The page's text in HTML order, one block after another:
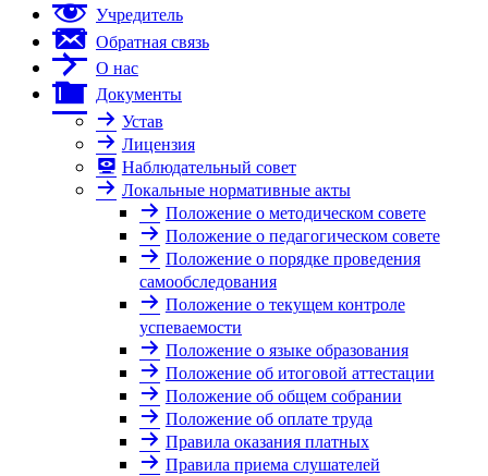
Учредитель
Обратная связь
О нас
Документы
Устав
Лицензия
Наблюдательный совет
Локальные нормативные акты
Положение о методическом совете
Положение о педагогическом совете
Положение о порядке проведения
самообследования
Положение о текущем контроле
успеваемости
Положение о языке образования
Положение об итоговой аттестации
Положение об общем собрании
Положение об оплате труда
Правила оказания платных
Правила приема слушателей